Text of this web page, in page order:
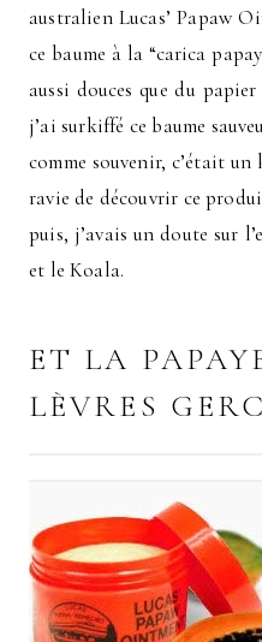
australien Lucas’ Papaw
ce baume à la “carica
aussi douces que du
j’ai surkiffé ce baume
comme souvenir, c’était un
ravie de découvrir ce
puis, j’avais un doute sur
et le Koala.
ET LA
LÈVRES